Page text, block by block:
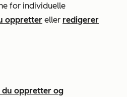
for individuelle
oppretter eller redigerer
du oppretter og